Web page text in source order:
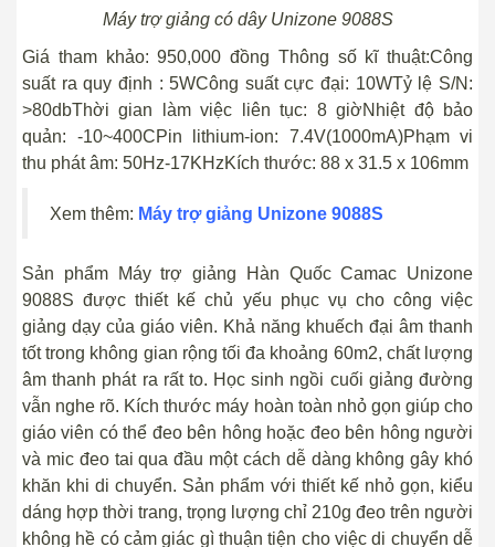
Máy trợ giảng có dây Unizone 9088S
Giá tham khảo: 950,000 đồng Thông số kĩ thuật:Công
suất ra quy định : 5WCông suất cực đại: 10WTỷ lệ S/N:
>80dbThời gian làm việc liên tục: 8 giờNhiệt độ bảo
quản: -10~400CPin lithium-ion: 7.4V(1000mA)Phạm vi
thu phát âm: 50Hz-17KHzKích thước: 88 x 31.5 x 106mm
Xem thêm: Máy trợ giảng Unizone 9088S
Sản phẩm Máy trợ giảng Hàn Quốc Camac Unizone
9088S được thiết kế chủ yếu phục vụ cho công việc
giảng dạy của giáo viên. Khả năng khuếch đại âm thanh
tốt trong không gian rộng tối đa khoảng 60m2, chất lượng
âm thanh phát ra rất to. Học sinh ngồi cuối giảng đường
vẫn nghe rõ. Kích thước máy hoàn toàn nhỏ gọn giúp cho
giáo viên có thể đeo bên hông hoặc đeo bên hông người
và mic đeo tai qua đầu một cách dễ dàng không gây khó
khăn khi di chuyển. Sản phẩm với thiết kế nhỏ gọn, kiểu
dáng hợp thời trang, trọng lượng chỉ 210g đeo trên người
không hề có cảm giác gì thuận tiện cho việc di chuyển dễ